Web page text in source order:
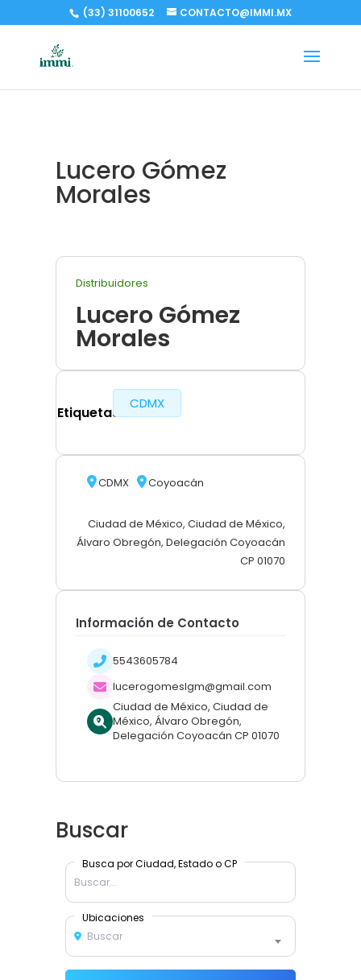
(33) 31100652 CONTACTO@IMMI.MX
Lucero Gómez
Morales
Distribuidores
Lucero Gómez
Morales
Etiquetas
CDMX
CDMX Coyoacán
Ciudad de México, Ciudad de México,
Álvaro Obregón, Delegación Coyoacán
CP 01070
Información de Contacto
5543605784
lucerogomeslgm@gmail.com
Ciudad de México, Ciudad de
México, Álvaro Obregón,
Delegación Coyoacán CP 01070
Buscar
Busca por Ciudad, Estado o CP
Ubicaciones
Buscar